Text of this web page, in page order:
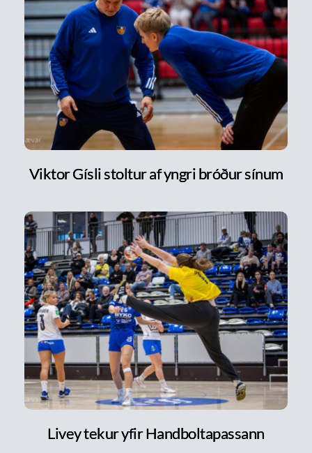
Viktor Gísli stoltur af yngri bróður sínum
Livey tekur yfir Handboltapassann